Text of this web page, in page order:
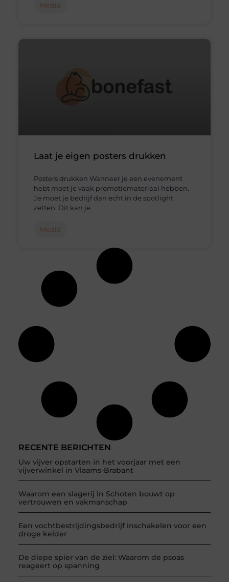
RECENTE BERICHTEN
Uw vijver opstarten in het voorjaar met een
vijverwinkel in Vlaams-Brabant
Waarom een slagerij in Schoten bouwt op
vertrouwen en vakmanschap
Een vochtbestrijdingsbedrijf inschakelen voor een
droge kelder
De diepe spier van de ziel: Waarom de psoas
reageert op spanning
Media
Laat je eigen posters drukken
Posters drukken Wanneer je een evenement
hebt moet je vaak promotiemateriaal hebben.
Je moet je bedrijf dan echt in de spotlight
zetten. Dit kan je
Media